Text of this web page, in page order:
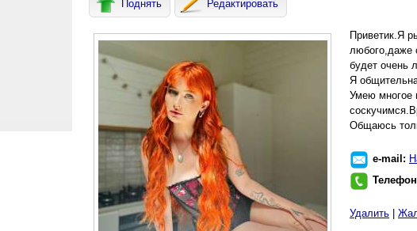
Поднять Редактировать
Приветик.Я
любого,даже
будет очень
Я
Умею многое
Общаюсь
e-mail:
Удалить